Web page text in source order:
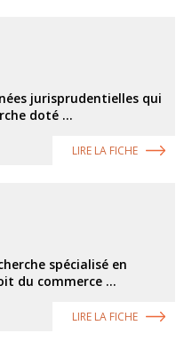
jurisprudentielles qui
doté ...
LIRE LA FICHE
spécialisé en
du commerce ...
LIRE LA FICHE